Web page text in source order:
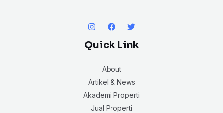
Quick Link
About
Artikel & News
Akademi Properti
Jual Properti